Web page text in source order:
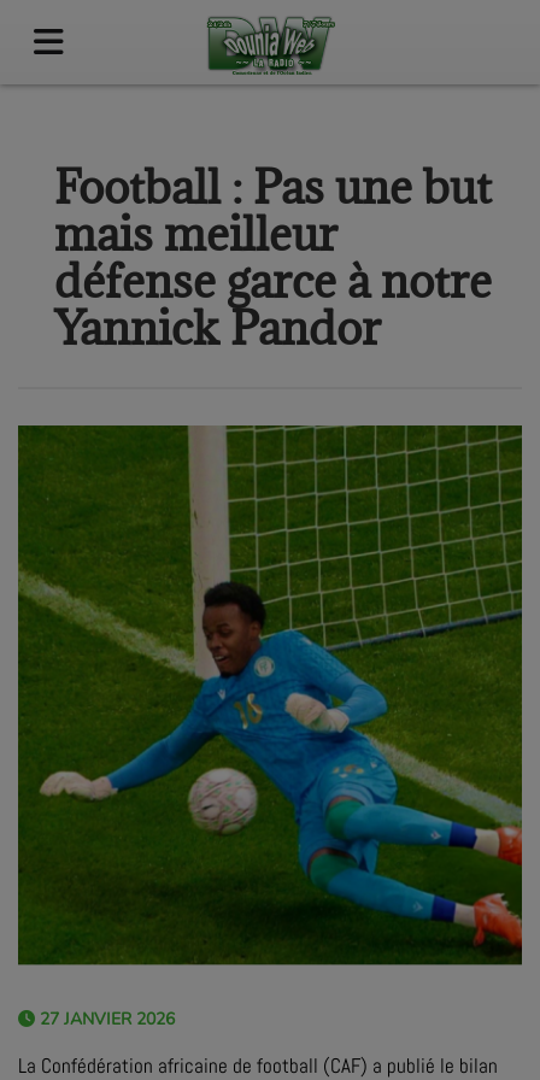
Football : Pas une but
mais meilleur
défense garce à notre
Yannick Pandor
27 JANVIER 2026
La Confédération africaine de football (CAF) a publié le bilan